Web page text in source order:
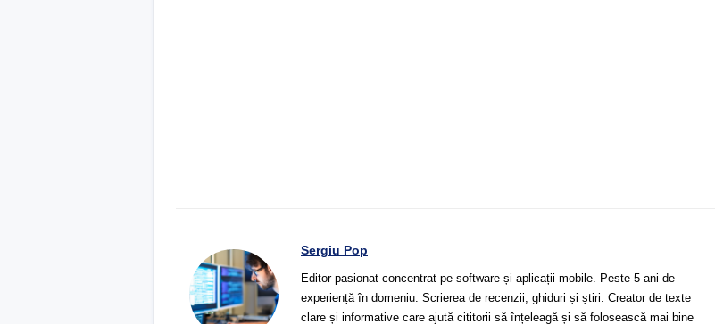
Sergiu Pop
Editor pasionat concentrat pe software și aplicații mobile. Peste 5 ani de
experiență în domeniu. Scrierea de recenzii, ghiduri și știri. Creator de texte
clare și informative care ajută cititorii să înțeleagă și să folosească mai bine